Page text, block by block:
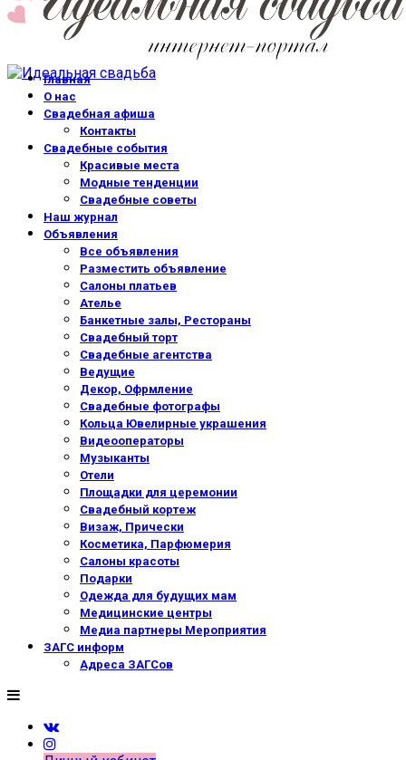
Главная
О нас
Свадебная афиша
Контакты
Свадебные события
Красивые места
Модные тенденции
Свадебные советы
Наш журнал
Объявления
Все объявления
Разместить объявление
Салоны платьев
Ателье
Банкетные залы, Рестораны
Свадебный торт
Свадебные агентства
Ведущие
Декор, Офрмление
Свадебные фотографы
Кольца Ювелирные украшения
Видеооператоры
Музыканты
Отели
Площадки для церемонии
Свадебный кортеж
Визаж, Прически
Косметика, Парфюмерия
Салоны красоты
Подарки
Одежда для будущих мам
Медицинские центры
Медиа партнеры Мероприятия
ЗАГС информ
Адреса ЗАГСов